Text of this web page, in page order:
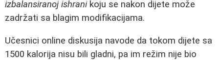
izbalansiranoj ishranikoju se nakon dijete može
zadržati sa blagim modifikacijama.
Učesnici online diskusija navode da tokom dijete sa
1500 kalorija nisu bili gladni, pa im režim nije bio